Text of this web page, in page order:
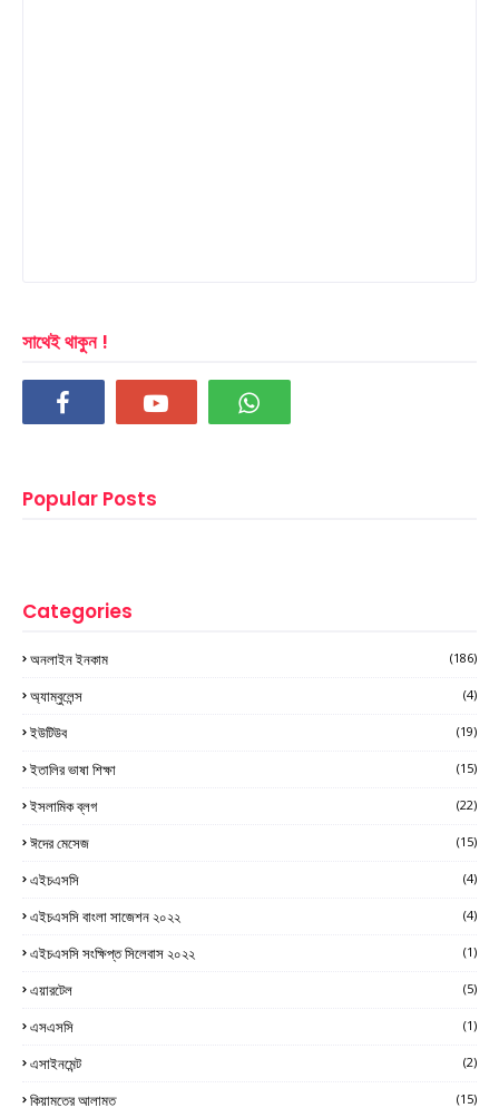
সাথেই থাকুন !
Popular Posts
Categories
অনলাইন ইনকাম (186)
অ্যাম্বুলেন্স (4)
ইউটিউব (19)
ইতালির ভাষা শিক্ষা (15)
ইসলামিক ব্লগ (22)
ঈদের মেসেজ (15)
এইচএসসি (4)
এইচএসসি বাংলা সাজেশন ২০২২ (4)
এইচএসসি সংক্ষিপ্ত সিলেবাস ২০২২ (1)
এয়ারটেল (5)
এসএসসি (1)
এসাইনমেন্ট (2)
কিয়ামতের আলামত (15)